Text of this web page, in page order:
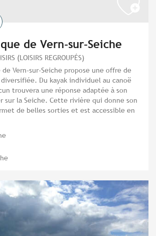
de Vern-sur-Seiche
(LOISIRS REGROUPÉS)
de Vern-sur-Seiche propose une offre de
Du kayak individuel au canoë
trouvera une réponse adaptée à son
sur la Seiche. Cette rivière qui donne son
de belles sorties et est accessible en